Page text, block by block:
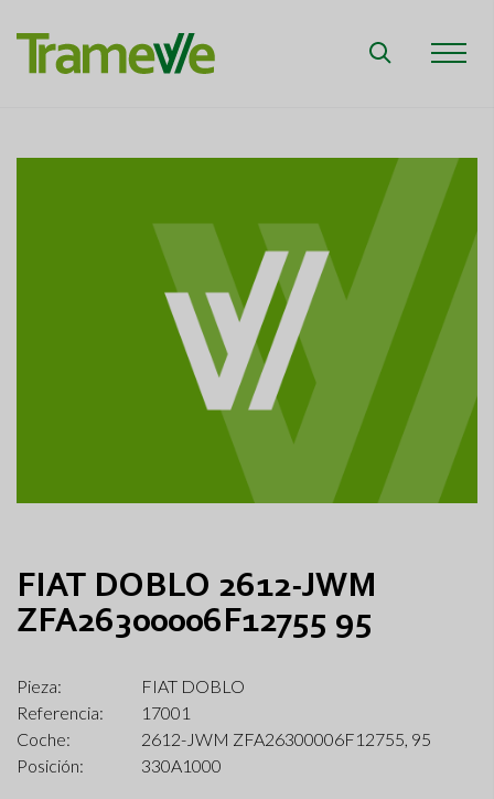
FIAT DOBLO 2612-JWM
ZFA26300006F12755 95
Pieza:
FIAT DOBLO
Referencia:
17001
Coche:
2612-JWM ZFA26300006F12755, 95
Posición:
330A1000